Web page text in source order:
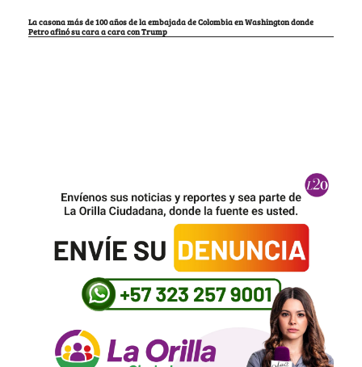
La casona más de 100 años de la embajada de Colombia en Washington donde
Petro afinó su cara a cara con Trump